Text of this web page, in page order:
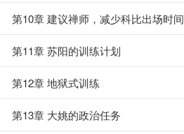
第10章 建议禅师，减少科比出场时间
第11章 苏阳的训练计划
第12章 地狱式训练
第13章 大姚的政治任务